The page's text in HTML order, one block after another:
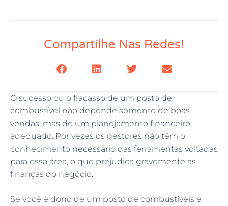
Compartilhe Nas Redes!
O sucesso ou o fracasso de um posto de
combustível não depende somente de boas
vendas, mas de um planejamento financeiro
adequado. Por vezes os gestores não têm o
conhecimento necessário das ferramentas voltadas
para essa área, o que prejudica gravemente as
finanças do negócio.
Se você é dono de um posto de combustíveis e